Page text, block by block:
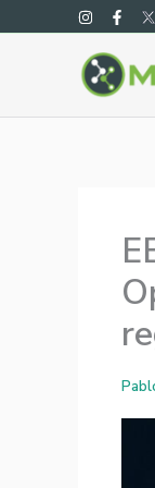
al